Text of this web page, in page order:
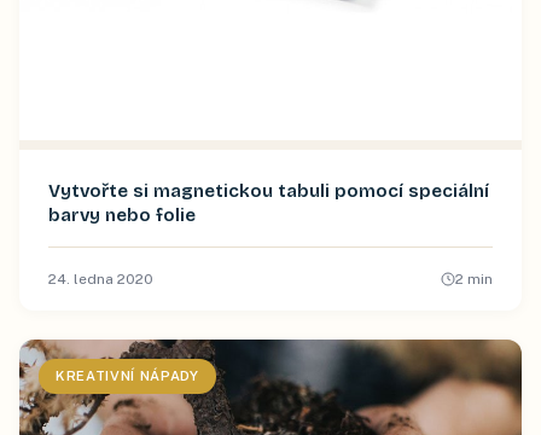
Vytvořte si magnetickou tabuli pomocí speciální
barvy nebo folie
24. ledna 2020 2 min
KREATIVNÍ NÁPADY